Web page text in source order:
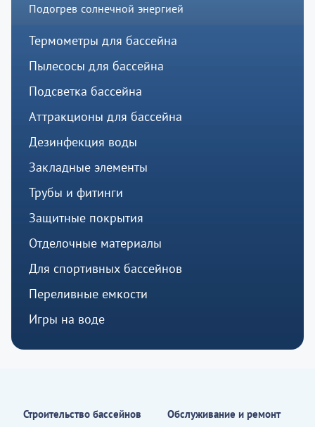
Подогрев солнечной энергией
Термометры для бассейна
Пылесосы для бассейна
Подсветка бассейна
Аттракционы для бассейна
Дезинфекция воды
Закладные элементы
Трубы и фитинги
Защитные покрытия
Отделочные материалы
Для спортивных бассейнов
Переливные емкости
Игры на воде
Строительство бассейнов Обслуживание и ремонт